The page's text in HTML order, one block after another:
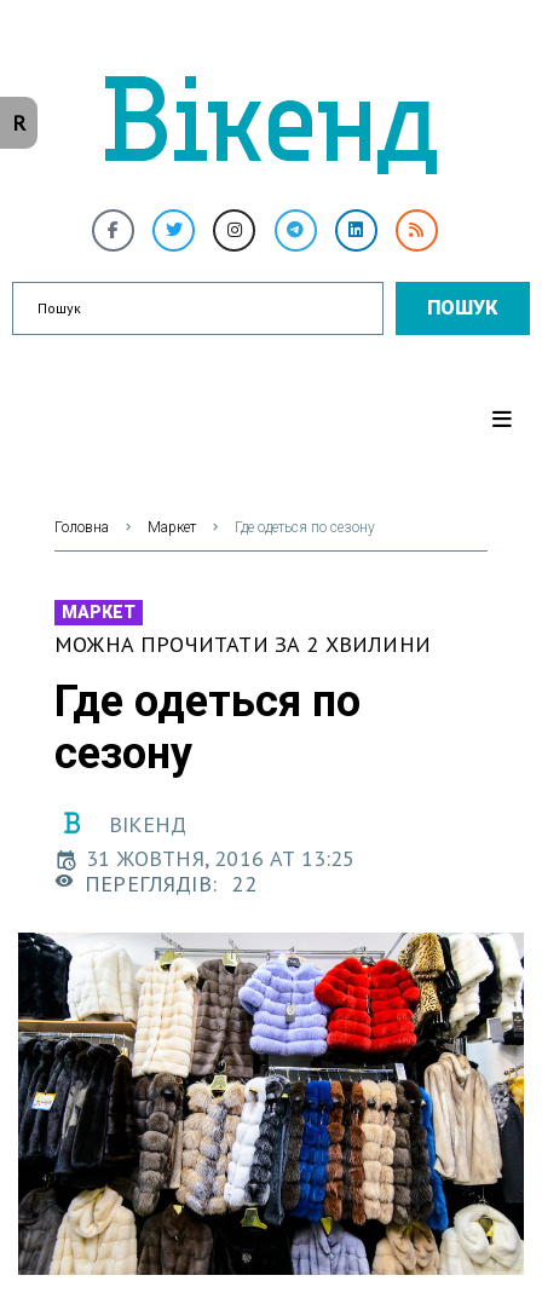
ПОШУК
Головна Маркет Где одеться по сезону
МАРКЕТ
МОЖНА ПРОЧИТАТИ ЗА 2 ХВИЛИНИ
Где одеться по
сезону
ВІКЕНД
31 ЖОВТНЯ, 2016 AT 13:25
ПЕРЕГЛЯДІВ: 22
R